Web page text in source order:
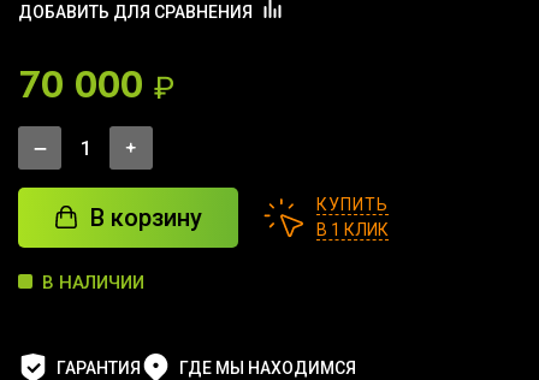
ДОБАВИТЬ ДЛЯ СРАВНЕНИЯ
70 000 ₽
В корзину
КУПИТЬ
В 1 КЛИК
В НАЛИЧИИ
ГАРАНТИЯ
ГДЕ МЫ НАХОДИМСЯ